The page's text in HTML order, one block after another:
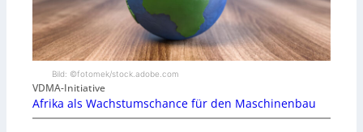
Bild: ©fotomek/stock.adobe.com
VDMA-Initiative
Afrika als Wachstumschance für den Maschinenbau